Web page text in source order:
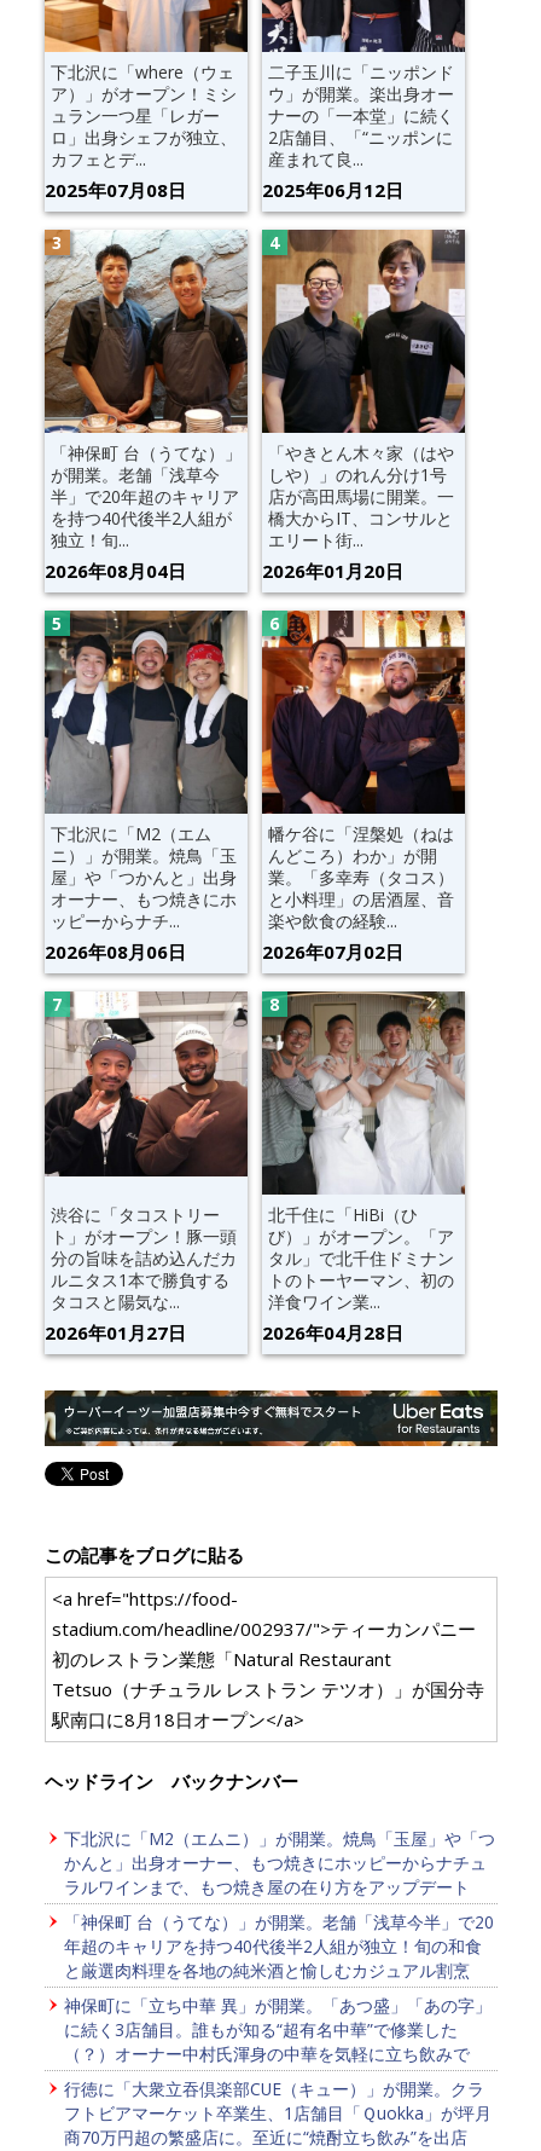
下北沢に「where（ウェ
ア）」がオープン！ミシ
ュラン一つ星「レガー
ロ」出身シェフが独立、
カフェとデ...
2025年07月08日
二子玉川に「ニッポンド
ウ」が開業。楽出身オー
ナーの「一本堂」に続く
2店舗目、「“ニッポンに
産まれて良...
2025年06月12日
「神保町 台（うてな）」
が開業。老舗「浅草今
半」で20年超のキャリア
を持つ40代後半2人組が
独立！旬...
2026年08月04日
「やきとん木々家（はや
しや）」のれん分け1号
店が高田馬場に開業。一
橋大からIT、コンサルと
エリート街...
2026年01月20日
下北沢に「M2（エム
ニ）」が開業。焼鳥「玉
屋」や「つかんと」出身
オーナー、もつ焼きにホ
ッピーからナチ...
2026年08月06日
幡ケ谷に「涅槃処（ねは
んどころ）わか」が開
業。「多幸寿（タコス）
と小料理」の居酒屋、音
楽や飲食の経験...
2026年07月02日
渋谷に「タコストリー
ト」がオープン！豚一頭
分の旨味を詰め込んだカ
ルニタス1本で勝負する
タコスと陽気な...
2026年01月27日
北千住に「HiBi（ひ
び）」がオープン。「ア
タル」で北千住ドミナン
トのトーヤーマン、初の
洋食ワイン業...
2026年04月28日
この記事をブログに貼る
<a href="https://food-
stadium.com/headline/002937/">ティーカンパニー
初のレストラン業態「Natural Restaurant
Tetsuo（ナチュラル レストラン テツオ）」が国分寺
駅南口に8月18日オープン</a>
ヘッドライン バックナンバー
下北沢に「M2（エムニ）」が開業。焼鳥「玉屋」や「つ
かんと」出身オーナー、もつ焼きにホッピーからナチュ
ラルワインまで、もつ焼き屋の在り方をアップデート
「神保町 台（うてな）」が開業。老舗「浅草今半」で20
年超のキャリアを持つ40代後半2人組が独立！旬の和食
と厳選肉料理を各地の純米酒と愉しむカジュアル割烹
神保町に「立ち中華 異」が開業。「あつ盛」「あの字」
に続く3店舗目。誰もが知る“超有名中華”で修業した
（？）オーナー中村氏渾身の中華を気軽に立ち飲みで
行徳に「大衆立吞倶楽部CUE（キュー）」が開業。クラ
フトビアマーケット卒業生、1店舗目「Ｑuokka」が坪月
商70万円超の繁盛店に。至近に“焼酎立ち飲み”を出店